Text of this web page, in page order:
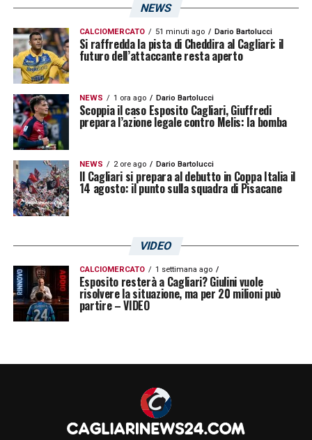
NEWS
CALCIOMERCATO 51 minuti ago Dario Bartolucci
Si raffredda la pista di Cheddira al Cagliari: il
futuro dell’attaccante resta aperto
NEWS 1 ora ago Dario Bartolucci
Scoppia il caso Esposito Cagliari, Giuffredi
prepara l’azione legale contro Melis: la bomba
NEWS 2 ore ago Dario Bartolucci
Il Cagliari si prepara al debutto in Coppa Italia il
14 agosto: il punto sulla squadra di Pisacane
VIDEO
CALCIOMERCATO 1 settimana ago
Esposito resterà a Cagliari? Giulini vuole
risolvere la situazione, ma per 20 milioni può
partire – VIDEO